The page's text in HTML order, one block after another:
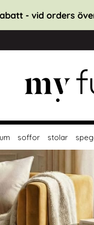
- vid orders
soffor stolar